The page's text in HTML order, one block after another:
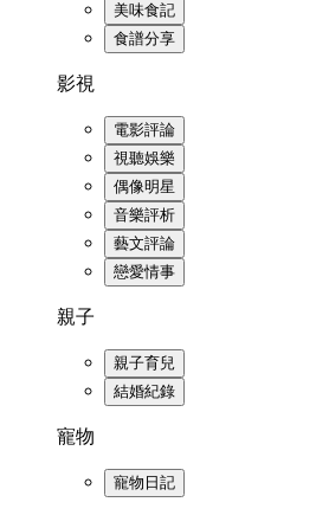
美味食記
食譜分享
影視
電影評論
視聽娛樂
偶像明星
音樂評析
藝文評論
戀愛情事
親子
親子育兒
結婚紀錄
寵物
寵物日記